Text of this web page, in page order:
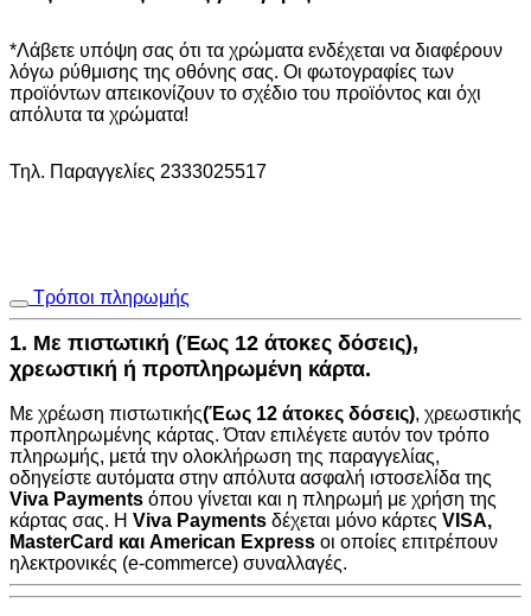
12
ποσότητα
*Λάβετε υπόψη σας ότι τα χρώματα ενδέχεται να διαφέρουν
λόγω ρύθμισης της οθόνης σας. Οι φωτογραφίες των
προϊόντων απεικονίζουν το σχέδιο του προϊόντος και όχι
απόλυτα τα χρώματα!
Τηλ. Παραγγελίες 2333025517
Τρόποι πληρωμής
1. Με πιστωτική (Έως 12 άτοκες δόσεις),
χρεωστική ή προπληρωμένη κάρτα.
Με χρέωση πιστωτικής(Έως 12 άτοκες δόσεις), χρεωστικής
προπληρωμένης κάρτας. Όταν επιλέγετε αυτόν τον τρόπο
πληρωμής, μετά την ολοκλήρωση της παραγγελίας,
οδηγείστε αυτόματα στην απόλυτα ασφαλή ιστοσελίδα της
Viva Payments όπου γίνεται και η πληρωμή με χρήση της
κάρτας σας. Η Viva Payments δέχεται μόνο κάρτες VISA,
MasterCard και American Express οι οποίες επιτρέπουν
ηλεκτρονικές (e-commerce) συναλλαγές.